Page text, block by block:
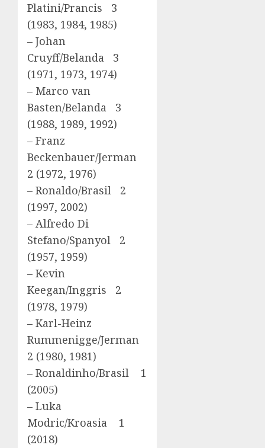
Platini/Prancis 3
(1983, 1984, 1985)
– Johan
Cruyff/Belanda 3
(1971, 1973, 1974)
– Marco van
Basten/Belanda 3
(1988, 1989, 1992)
– Franz
Beckenbauer/Jerman
2 (1972, 1976)
– Ronaldo/Brasil 2
(1997, 2002)
– Alfredo Di
Stefano/Spanyol 2
(1957, 1959)
– Kevin
Keegan/Inggris 2
(1978, 1979)
– Karl-Heinz
Rummenigge/Jerman
2 (1980, 1981)
– Ronaldinho/Brasil 1
(2005)
– Luka
Modric/Kroasia 1
(2018)